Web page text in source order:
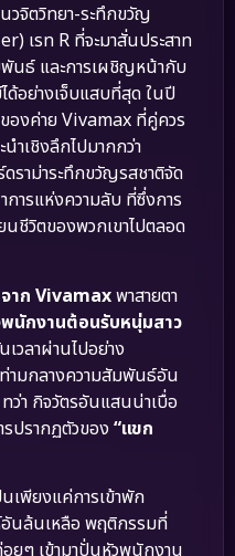
จิตวิทยา-ระทึกขวัญ
เรท R ที่จะมาสั่นประสาท
พันธ์ และการเผชิญหน้ากับ
อย่างเจ็บแสบที่สุด ในปี
องค่าย Vivamax ที่คู่ควร
ำเชิงลึกไปมากกว่า
ราม่าระทึกขวัญรสชาติจัด
ารแห่งความลับ ที่ซึ่งการ
ชีวิตของพวกเขาไปตลอด
าก Vivamaxพาสายตา
นักงานต้อนรับหนุ่มสาว
วลาผ่านไปอย่าง
ท่ามกลางความสัมพันธ์อัน
ว่า กิจวัตรอันแสนน่าเบื่อ
ปรากฏตัวของ “แขก
เพียงแค่การเข้าพัก
นล้นเหลือ พฤติกรรมที่
ยๆ เข้ามาปั่นหัวพนักงาน